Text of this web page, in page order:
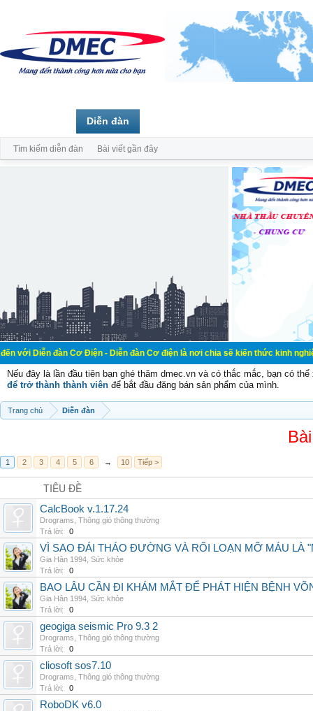
đàn Cơ Điện - Diễn đàn Cơ điện là nơi chia sẽ kiến thức kinh nghiệm
Nếu đây là lần đầu tiên bạn ghé thăm dmec.vn và có thắc mắc, bạn có
để trở thành thành viên để bắt đầu đăng bán sản phẩm của mình.
Trang chủ Diễn đàn
1 2 3 4 5 6 → 10 Tiếp >
TIÊU ĐỀ
CalcBook v.1.17.24
Drograms Thông gió thông thường
Trả lời:
0
VÌ SAO ĐÁI THÁO ĐƯỜNG VÀ RỐI LOẠN MỠ MÁU LÀ
Gia Hân 1994 Sức khỏe
Trả lời:
0
BAO LÂU CẦN ĐI KHÁM MẮT ĐỂ PHÁT HIỆN BỆNH
Gia Hân 1994 Sức khỏe
Trả lời:
0
geogiga seismic Pro 9.3 2
Drograms Thông gió thông thường
Trả lời:
0
cliosoft sos7.10
Drograms Thông gió thông thường
Trả lời:
0
RoboDK v6.0
Diễn đàn
Tìm kiếm diễn đàn Bài viết gần đây